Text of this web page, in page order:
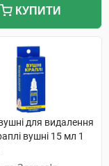
КУПИТИ
для видалення
вушні 15 мл 1